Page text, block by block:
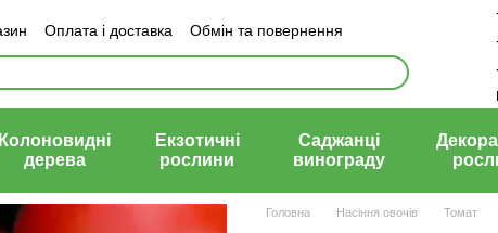
Оплата і доставка
Обмін та повернення
договір (оферта)
Колоновидні
дерева
Екзотичні
рослини
Саджанці
винограду
Головна Насіння овочів Томат